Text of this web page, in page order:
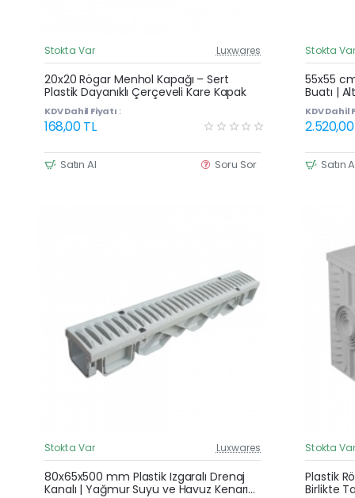
Güncel Fiyat
Stokta Var Luxwares
20x20 Rögar Menhol Kapağı – Sert
Plastik Dayanıklı Çerçeveli Kare Kapak
KDV Dahil Fiyatı :
168,00 TL
Satın Al Soru Sor
Stokta Var
55x55
Buatı |
Kapaklı
KDV Dahil
Satın
Güncel Fiyat
Stokta Var Luxwares
80x65x500 mm Plastik Izgaralı Drenaj
Kanalı | Yağmur Suyu ve Havuz Kenarı
Stokta Var
Plastik
Birlikte